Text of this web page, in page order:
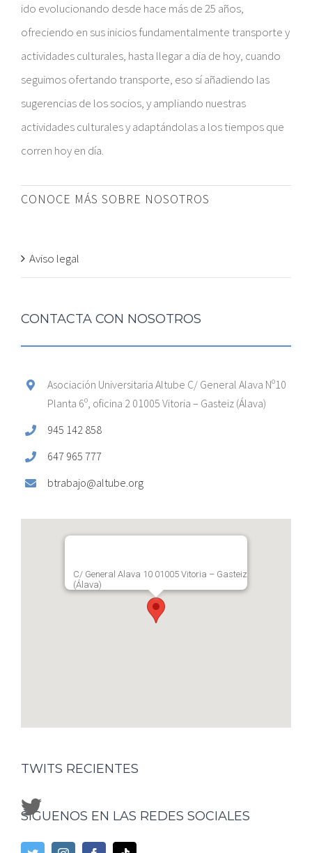
ido evolucionando desde hace más de 25 años,
ofreciendo en sus inicios fundamentalmente transporte y
actividades culturales, hasta llegar a dia de hoy, cuando
seguimos ofertando transporte, eso sí añadiendo las
sugerencias de los socios, y ampliando nuestras
actividades culturales y adaptándolas a los tiempos que
corren hoy en día.
CONOCE MÁS SOBRE NOSOTROS
Aviso legal
CONTACTA CON NOSOTROS
Asociación Universitaria Altube C/ General Alava Nº10
Planta 6º, oficina 2 01005 Vitoria – Gasteiz (Álava)
945 142 858
647 965 777
btrabajo@altube.org
C/ General Alava 10 01005 Vitoria – Gasteiz
(Álava)
TWITS RECIENTES
SÍGUENOS EN LAS REDES SOCIALES